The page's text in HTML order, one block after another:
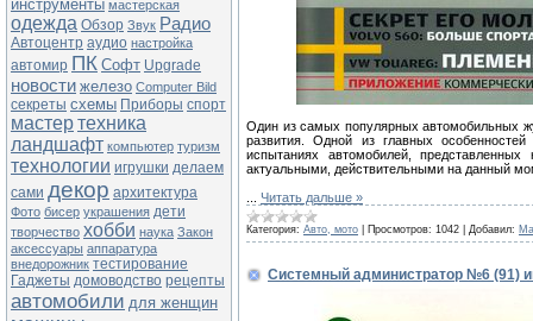
инструменты мастерская
одежда Обзор Звук Радио
Автоцентр аудио настройка
автомир ПК Софт Upgrade
новости железо Computer Bild
секреты схемы Приборы спорт
мастертехника
ландшафт компьютер туризм
технологии игрушки делаем
сами декор архитектура
Фото бисер украшения дети
творчество хобби наука Закон
аксессуары аппаратура
внедорожник тестирование
Гаджеты домоводство рецепты
автомобили для женщин
Один из самых популярных автомобильных
развития. Одной из главных
испытаниях автомобилей,
актуальными, действительными на данный
Читать дальше »
Категория: Авто, мото Просмотров: 1042 Добавил:
Системный администратор №6 (91)